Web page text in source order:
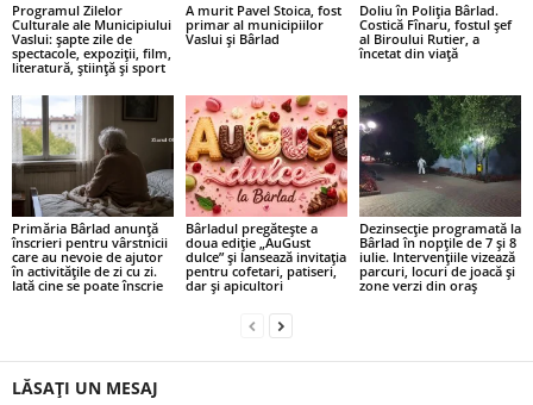
Programul Zilelor
Culturale ale Municipiului
Vaslui: șapte zile de
spectacole, expoziții, film,
literatură, știință și sport
A murit Pavel Stoica, fost
primar al municipiilor
Vaslui și Bârlad
Doliu în Poliția Bârlad.
Costică Fînaru, fostul șef
al Biroului Rutier, a
încetat din viață
Primăria Bârlad anunță
înscrieri pentru vârstnicii
care au nevoie de ajutor
în activitățile de zi cu zi.
Iată cine se poate înscrie
Bârladul pregătește a
doua ediție „AuGust
dulce” și lansează invitația
pentru cofetari, patiseri,
dar și apicultori
Dezinsecție programată la
Bârlad în nopțile de 7 și 8
iulie. Intervențiile vizează
parcuri, locuri de joacă și
zone verzi din oraș
LĂSAȚI UN MESAJ